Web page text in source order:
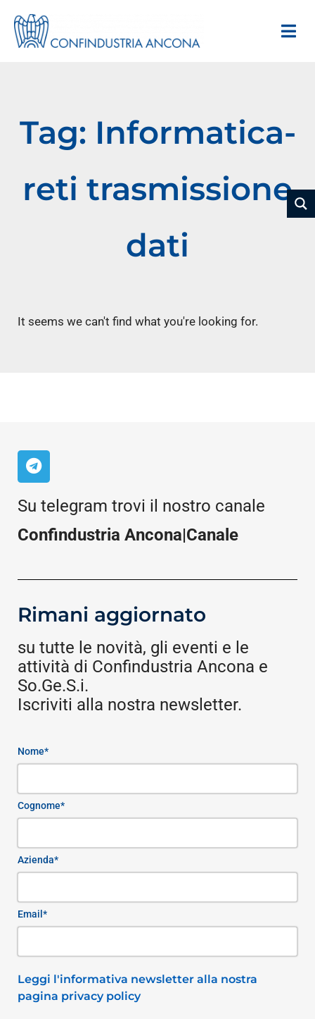
Tag: Informatica-
reti trasmissione
dati
It seems we can't find what you're looking for.
Su telegram trovi il nostro canale
Confindustria Ancona|Canale
Rimani aggiornato
su tutte le novità, gli eventi e le
attività di Confindustria Ancona e
So.Ge.S.i.
Iscriviti alla nostra newsletter.
Nome*
Cognome*
Azienda*
Email*
Leggi l'informativa newsletter alla nostra
pagina privacy policy